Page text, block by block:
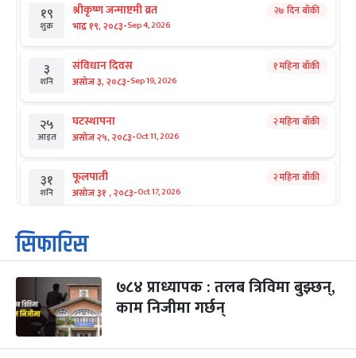
१९
शुक्र
श्रीकृष्ण जन्माष्टमी व्रत
भाद्र १९, २०८३-Sep 4, 2026
२७ दिन बाँकी
३
शनि
संविधान दिवस
असोज ३, २०८३-Sep 19, 2026
१ महिना बाँकी
२५
आइत
घटस्थापना
असोज २५, २०८३-Oct 11, 2026
२ महिना बाँकी
३१
शनि
फूलपाती
असोज ३१ , २०८३-Oct 17, 2026
२ महिना बाँकी
१
आइत
कार्तिक सङ्क्रान्ति
कार्तिक १, २०८३
३
मंगल
महानवमी
कार्तिक ३, २०८३-Oct 20, 2026
२ महिना बाँकी
४
सिफारिस
७८४ प्राध्यापक : तलब त्रिविमा बुझ्छन्,
काम निजीमा गर्छन्